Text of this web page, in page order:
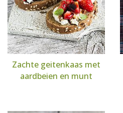
Zachte geitenkaas met
aardbeien en munt